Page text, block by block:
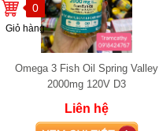
0
Giỏ hàng
Omega 3 Fish Oil Spring Valley
2000mg 120V D3
Liên hệ